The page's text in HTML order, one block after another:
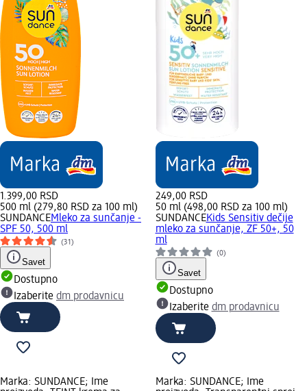
1.399,00 RSD
500 ml (279,80 RSD za 100 ml)
SUNDANCEMleko za sunčanje -
SPF 50, 500 ml
(31)
Savet
Dostupno
Izaberite dm prodavnicu
249,00 RSD
50 ml (498,00 RSD za 100 ml)
SUNDANCEKids Sensitiv dečije
mleko za sunčanje, ZF 50+, 50
ml
(0)
Savet
Dostupno
Izaberite dm prodavnicu
Marka: SUNDANCE; Ime
Marka: SUNDANCE; Ime